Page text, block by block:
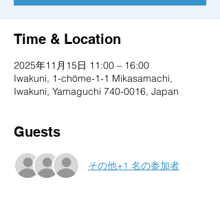
Time & Location
2025年11月15日 11:00 – 16:00
Iwakuni, 1-chōme-1-1 Mikasamachi,
Iwakuni, Yamaguchi 740-0016, Japan
Guests
その他+1 名の参加者